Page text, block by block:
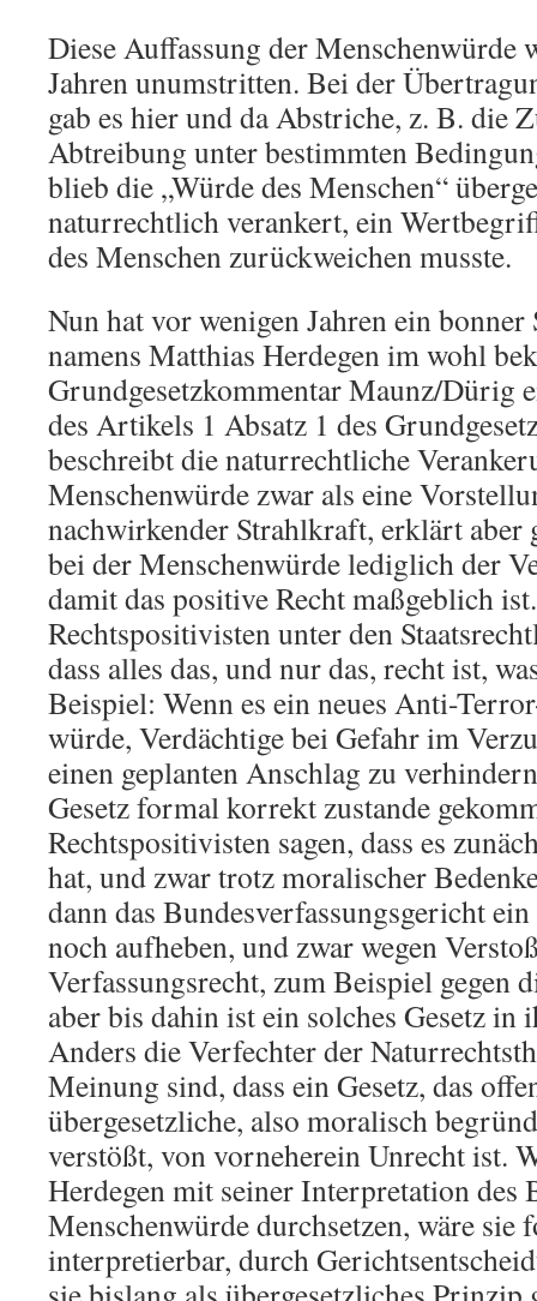
Diese Auffassung der Menschenwürde
Jahren unumstritten. Bei der
gab es hier und da Abstriche, z. B. die
Abtreibung unter bestimmten
blieb die „Würde des Menschen“
naturrechtlich verankert, ein
des Menschen zurückweichen musste.
Nun hat vor wenigen Jahren ein bonner
namens Matthias Herdegen im wohl
Grundgesetzkommentar Maunz/Dürig
des Artikels 1 Absatz 1 des
beschreibt die naturrechtliche
Menschenwürde zwar als eine
nachwirkender Strahlkraft, erklärt aber
bei der Menschenwürde lediglich der
damit das positive Recht maßgeblich
Rechtspositivisten unter den
dass alles das, und nur das, recht ist,
Beispiel: Wenn es ein neues Anti-
würde, Verdächtige bei Gefahr im
einen geplanten Anschlag zu
Gesetz formal korrekt zustande
Rechtspositivisten sagen, dass es
hat, und zwar trotz moralischer
dann das Bundesverfassungsgericht
noch aufheben, und zwar wegen
Verfassungsrecht, zum Beispiel gegen
aber bis dahin ist ein solches Gesetz in
Anders die Verfechter der
Meinung sind, dass ein Gesetz, das
übergesetzliche, also moralisch
verstößt, von vorneherein Unrecht ist.
Herdegen mit seiner Interpretation des
Menschenwürde durchsetzen, wäre sie
interpretierbar, durch